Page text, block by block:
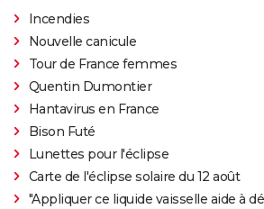
Incendies
Nouvelle canicule
Tour de France femmes
Quentin Dumontier
Hantavirus en France
Bison Futé
Lunettes pour l'éclipse
Carte de l'éclipse solaire du 12 août
"Appliquer ce liquide vaisselle aide à